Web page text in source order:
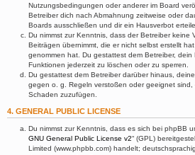
Nutzungsbedingungen oder anderer im Board
Betreiber dich nach Abmahnung zeitweise oder
Boards ausschließen und dir ein Hausverbot
Du nimmst zur Kenntnis, dass der Betreiber keine
Beiträgen übernimmt, die er nicht selbst erstellt
genommen hat. Du gestattest dem Betreiber,
Funktionen jederzeit zu löschen oder zu sperren.
Du gestattest dem Betreiber darüber hinaus,
gegen o. g. Regeln verstoßen oder geeignet sind,
Schaden zuzufügen.
4. GENERAL PUBLIC LICENSE
Du nimmst zur Kenntnis, dass es sich bei phpBB
GNU General Public License v2“ (GPL)
Limited (www.phpbb.com) handelt;